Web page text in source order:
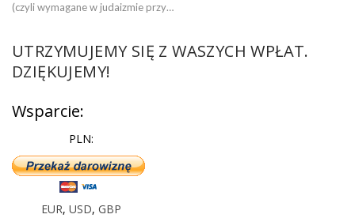
(czyli wymagane w judaizmie przy…
UTRZYMUJEMY SIĘ Z WASZYCH WPŁAT.
DZIĘKUJEMY!
Wsparcie:
PLN:
EUR, USD, GBP